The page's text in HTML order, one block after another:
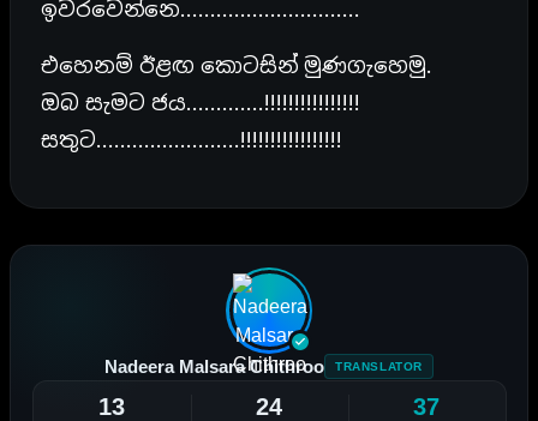
ඉවරවෙන්නෙ…………………………
එහෙනම් ඊළඟ කොටසින් මුණගැහෙමු.
ඔබ සැමට ජය………….!!!!!!!!!!!!!!!!
සතුට……………………!!!!!!!!!!!!!!!!!
Nadeera Malsara Chithroo TRANSLATOR
13 24 37